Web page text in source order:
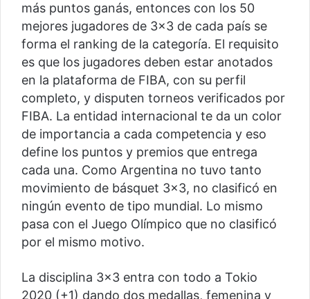
más puntos ganás, entonces con los 50
mejores jugadores de 3×3 de cada país se
forma el ranking de la categoría. El requisito
es que los jugadores deben estar anotados
en la plataforma de FIBA, con su perfil
completo, y disputen torneos verificados por
FIBA. La entidad internacional te da un color
de importancia a cada competencia y eso
define los puntos y premios que entrega
cada una. Como Argentina no tuvo tanto
movimiento de básquet 3×3, no clasificó en
ningún evento de tipo mundial. Lo mismo
pasa con el Juego Olímpico que no clasificó
por el mismo motivo.
La disciplina 3×3 entra con todo a Tokio
2020 (+1) dando dos medallas, femenina y